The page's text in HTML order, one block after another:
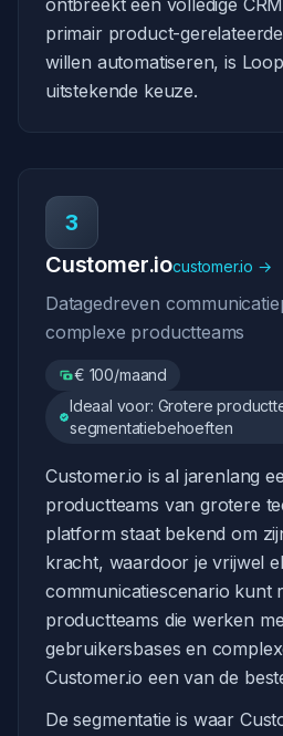
ontbreekt een volledige
primair product-
willen automatiseren, is
uitstekende keuze.
3
Customer.iocustomer.io →
Datagedreven
complexe productteams
€ 100/maand
Ideaal voor: Grotere
segmentatiebehoeften
Customer.io is al jarenlang
productteams van grotere
platform staat bekend om
kracht, waardoor je vrijwel
communicatiescenario kunt
productteams die werken
gebruikersbases en
Customer.io een van de
De segmentatie is waar